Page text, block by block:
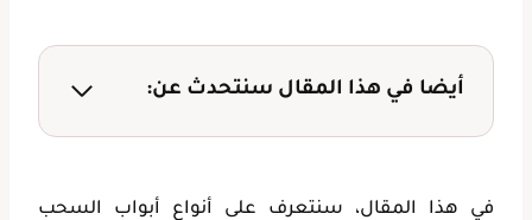
أيضا في هذا المقال سنتحدث عن:
في هذا المقال، سنتعرف على أنواع أبواب السحب